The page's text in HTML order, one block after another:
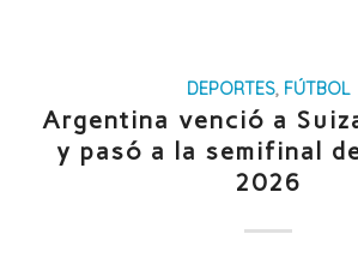
DEPORTES, FÚTBOL
Argentina venció a
y pasó a la semifinal
2026